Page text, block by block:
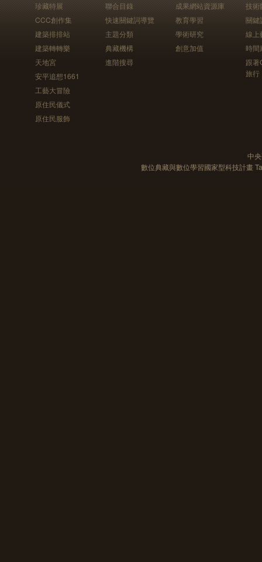
珍藏特展
CCC創作集
建築排排站
建築轉轉樂
天地宮
安平追想1661
工藝大冒險
原住民儀式
原住民服飾
聯合目錄
快速關鍵詞導覽
主題分類
典藏機構
進階搜尋
成果網站資源庫
教育學習
學術研究
創意加值
技術
關鍵
線上
時間
跟
旅行
中
數位典藏與數位學習國家型科技計畫